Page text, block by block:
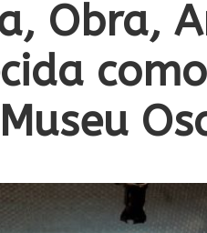
Obra,